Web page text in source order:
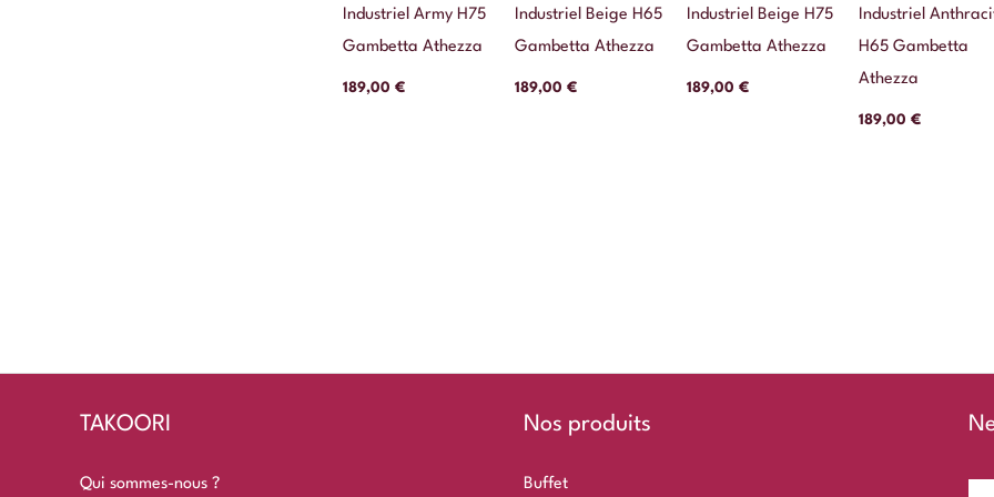
Industriel Army H75
Gambetta Athezza
189,00 €
Industriel Beige H65
Gambetta Athezza
189,00 €
Industriel Beige H75
Gambetta Athezza
189,00 €
Industriel
H65 Gambetta
Athezza
189,00 €
TAKOORI
Qui sommes-nous ?
Nos produits
Buffet